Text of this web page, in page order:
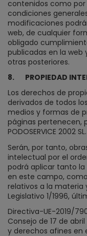
contenidos como por
condiciones
modificaciones
web, de cualquier
obligado
publicadas en la
otras posteriores.
8.
PROPIEDAD
Los derechos de
derivados de todos
medios y formas de
páginas pertenecen,
PODOSERVICE 2002 SL.
Serán, por tanto,
intelectual por el
podrá aplicar tanto
en este campo,
relativos a la materia
Legislativo 1/1996,
Directiva-UE-2019/
Consejo de 17 de
y derechos afines en